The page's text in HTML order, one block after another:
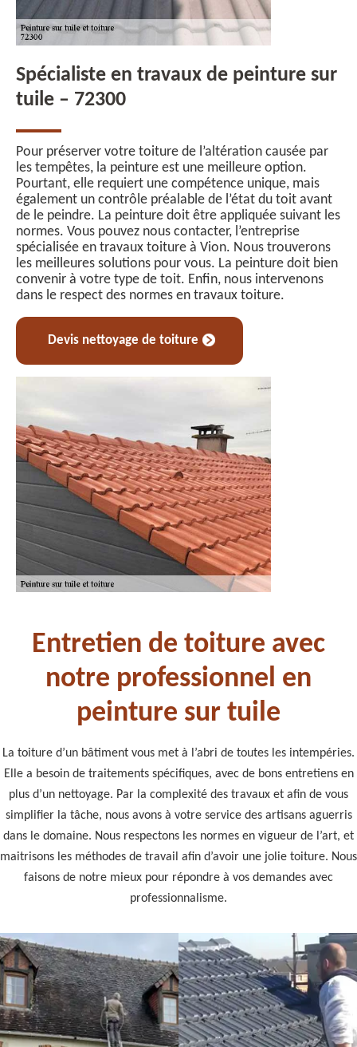
Spécialiste en travaux de peinture sur
tuile – 72300
Pour préserver votre toiture de l’altération causée par
les tempêtes, la peinture est une meilleure option.
Pourtant, elle requiert une compétence unique, mais
également un contrôle préalable de l’état du toit avant
de le peindre. La peinture doit être appliquée suivant les
normes. Vous pouvez nous contacter, l’entreprise
spécialisée en travaux toiture à Vion. Nous trouverons
les meilleures solutions pour vous. La peinture doit bien
convenir à votre type de toit. Enfin, nous intervenons
dans le respect des normes en travaux toiture.
Devis nettoyage de toiture
Entretien de toiture avec
notre professionnel en
peinture sur tuile
La toiture d’un bâtiment vous met à l’abri de toutes les intempéries.
Elle a besoin de traitements spécifiques, avec de bons entretiens en
plus d’un nettoyage. Par la complexité des travaux et afin de vous
simplifier la tâche, nous avons à votre service des artisans aguerris
dans le domaine. Nous respectons les normes en vigueur de l’art, et
maitrisons les méthodes de travail afin d’avoir une jolie toiture. Nous
faisons de notre mieux pour répondre à vos demandes avec
professionnalisme.